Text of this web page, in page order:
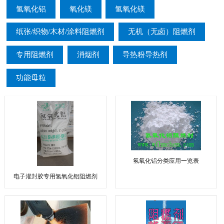
氢氧化铝 氧化镁 氢氧化镁
纸张/织物/木材/涂料阻燃剂 无机（无卤）阻燃剂
专用阻燃剂 消烟剂 导热粉导热剂
功能母粒
电子灌封胶专用氢氧化铝阻燃剂
氢氧化铝分类应用一览表